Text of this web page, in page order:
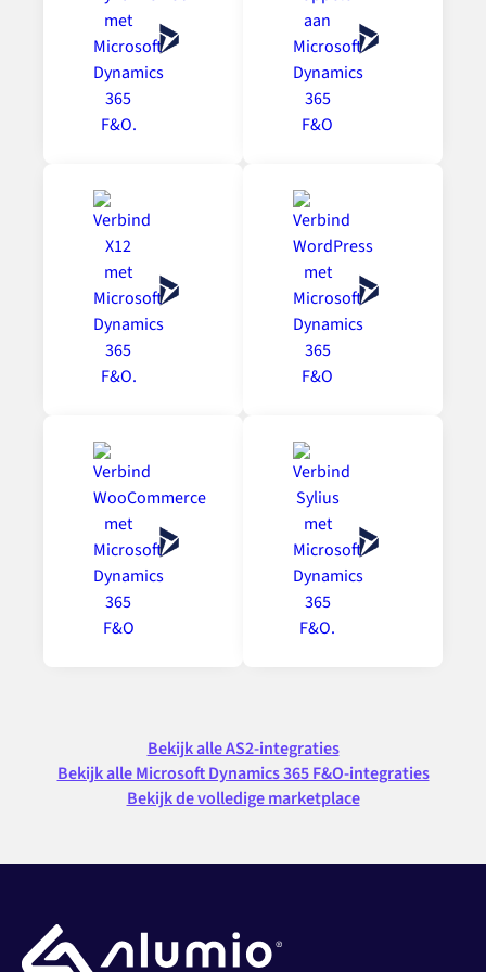
Bekijk alle AS2-integraties
Bekijk alle Microsoft Dynamics 365 F&O-integraties
Bekijk de volledige marketplace